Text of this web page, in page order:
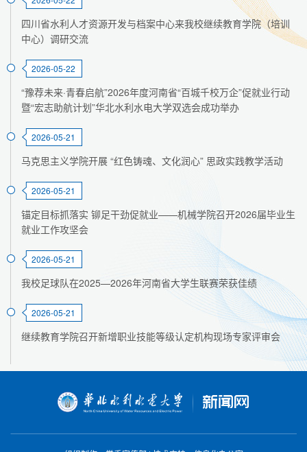
四川省水利人才资源开发与档案中心来我校继续教育学院（培训
中心）调研交流
2026-05-22
“豫荐未来·青春启航”2026年度河南省“百城千校万企”促就业行动
暨“宏志助航计划”华北水利水电大学双选会成功举办
2026-05-21
马克思主义学院开展 “红色铸魂、文化润心” 思政实践教学活动
2026-05-21
锚定目标抓落实 铆足干劲促就业——机械学院召开2026届毕业生
就业工作攻坚会
2026-05-21
我校足球队在2025—2026年河南省大学生联赛荣获佳绩
2026-05-21
继续教育学院召开新增职业技能等级认定机构现场专家评审会